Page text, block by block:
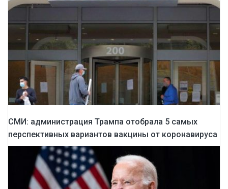
СМИ: администрация Трампа отобрала 5 самых
перспективных вариантов вакцины от коронавируса